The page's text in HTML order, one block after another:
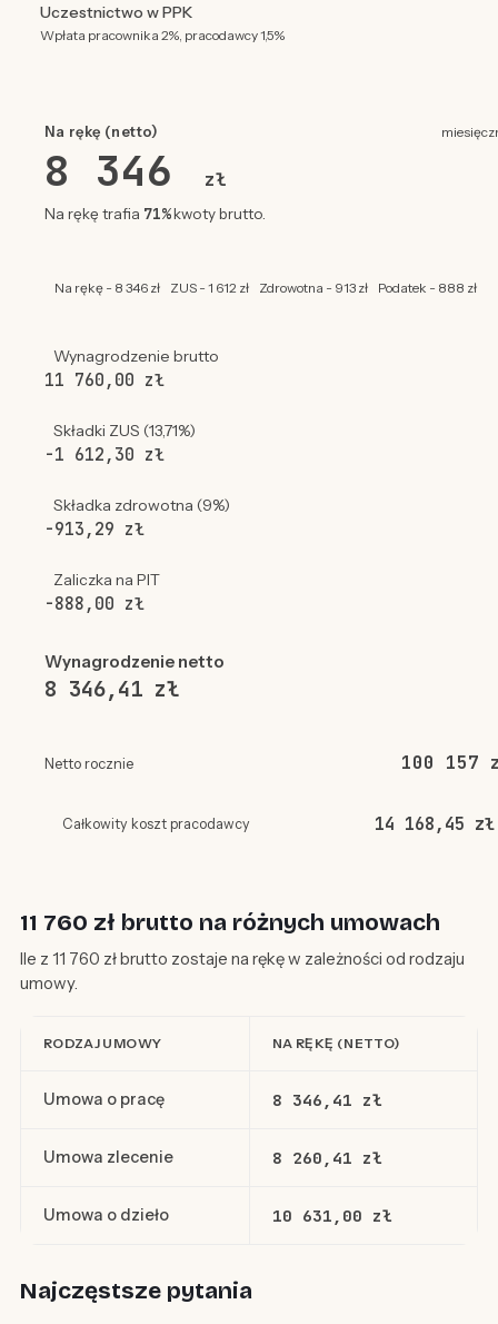
Uczestnictwo w PPK
Wpłata pracownika 2%, pracodawcy 1,5%
Na rękę (netto)
8 346 zł
Na rękę trafia 71%kwoty brutto.
Na rękę - 8 346 zł ZUS - 1 612 zł Zdrowotna - 913 zł Podatek - 888 zł
Wynagrodzenie brutto
11 760,00 zł
Składki ZUS (13,71%)
-1 612,30 zł
Składka zdrowotna (9%)
-913,29 zł
Zaliczka na PIT
-888,00 zł
Wynagrodzenie netto
8 346,41 zł
Netto rocznie 100 157
Całkowity koszt pracodawcy 14 168,45 zł
11 760 zł brutto na różnych umowach
Ile z 11 760 zł brutto zostaje na rękę w zależności od rodzaju
umowy.
RODZAJ UMOWY NA RĘKĘ (NETTO)
Umowa o pracę 8 346,41 zł
Umowa zlecenie 8 260,41 zł
Umowa o dzieło 10 631,00 zł
Najczęstsze pytania